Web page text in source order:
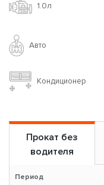
1.0л
Авто
Кондиционер
Прокат без
водителя
Период